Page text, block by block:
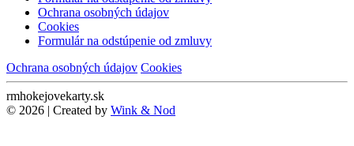
Ochrana osobných údajov
Cookies
Formulár na odstúpenie od zmluvy
Ochrana osobných údajov Cookies
rmhokejovekarty.sk
© 2026 | Created by Wink & Nod